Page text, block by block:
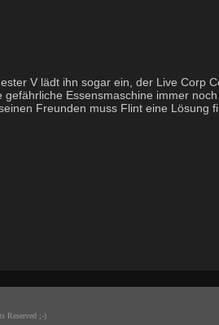
V lädt ihn sogar ein, der Live Corp
Essensmaschine immer
Freunden muss Flint eine Lösung
Reserved ;-)